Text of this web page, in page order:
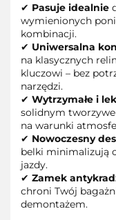
✔ Pasuje idealnie
wymienionych
kombinacji.
✔ Uniwersalna
na klasycznych
kluczowi – bez
narzędzi.
✔ Wytrzymałe i
solidnym
na warunki
✔ Nowoczesny
belki minimalizują
jazdy.
✔ Zamek
chroni Twój
demontażem.